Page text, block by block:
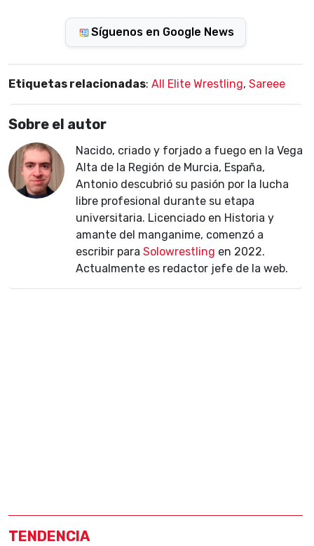
Síguenos en Google News
Etiquetas relacionadas: All Elite Wrestling, Sareee
Sobre el autor
Nacido, criado y forjado a fuego en la Vega
Alta de la Región de Murcia, España,
Antonio descubrió su pasión por la lucha
libre profesional durante su etapa
universitaria. Licenciado en Historia y
amante del manganime, comenzó a
escribir para Solowrestling en 2022.
Actualmente es redactor jefe de la web.
TENDENCIA